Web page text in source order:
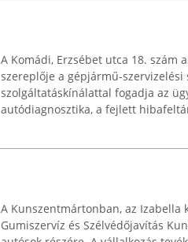
A Komádi, Erzsébet utca 18.
szereplője a gépjármű-szervizelési
szolgáltatáskínálattal fogadja az
autódiagnosztika, a fejlett
A Kunszentmártonban, az
Gumiszervíz és Szélvédőjavítás